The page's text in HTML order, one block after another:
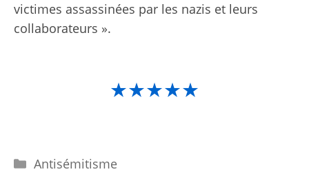
victimes assassinées par les nazis et leurs
collaborateurs ».
★★★★★
Catégories
Antisémitisme